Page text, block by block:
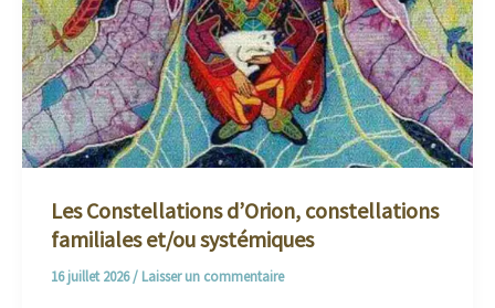
Les Constellations d’Orion, constellations
familiales et/ou systémiques
16 juillet 2026/ Laisser un commentaire